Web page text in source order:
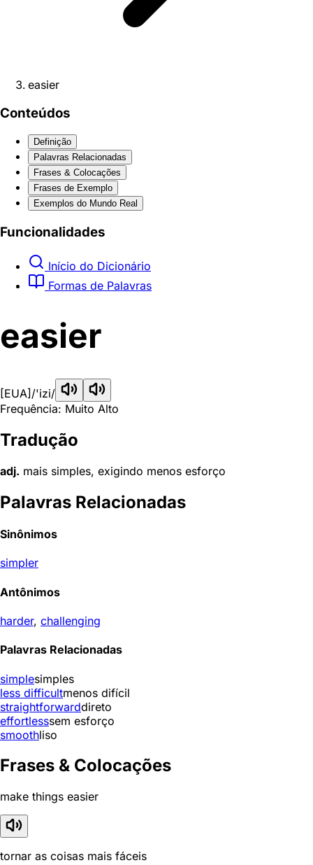
easier
Conteúdos
Definição
Palavras Relacionadas
Frases & Colocações
Frases de Exemplo
Exemplos do Mundo Real
Funcionalidades
Início do Dicionário
Formas de Palavras
easier
[EUA] /'izi/
Frequência: Muito Alto
Tradução
adj. mais simples, exigindo menos esforço
Palavras Relacionadas
Sinônimos
simpler
Antônimos
harder, challenging
Palavras Relacionadas
simplesimples
less difficultmenos difícil
straightforwarddireto
effortlesssem esforço
smoothliso
Frases & Colocações
make things easier
tornar as coisas mais fáceis